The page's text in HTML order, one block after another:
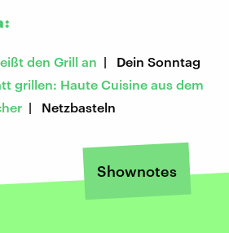
den Grill an | Dein Sonntag
grillen: Haute Cuisine aus dem
| Netzbasteln
Shownotes